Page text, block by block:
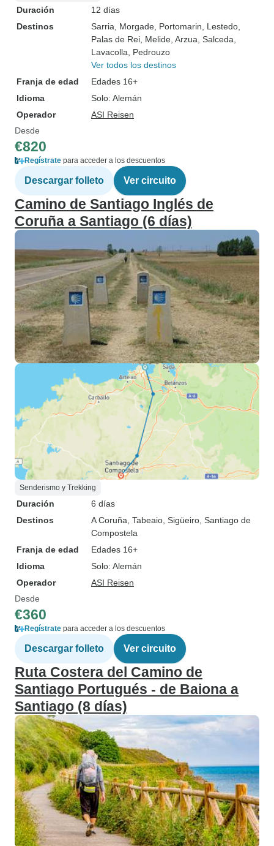
Duración
12 días
Destinos
Sarria , Morgade , Portomarin , Lestedo
Palas de Rei , Melide , Arzua , Salceda
Lavacolla , Pedrouzo
Ver todos los destinos
Franja de edad
Edades 16+
Idioma
Solo: Alemán
Operador
ASI Reisen
Desde
€820
Regístrate para acceder a los descuentos
Descargar folleto Ver circuito
Camino de Santiago Inglés de
Coruña a Santiago (6 días)
Senderismo y Trekking
Duración
6 días
Destinos
A Coruña , Tabeaio , Sigüeiro , Santiago de
Compostela
Franja de edad
Edades 16+
Idioma
Solo: Alemán
Operador
ASI Reisen
Desde
€360
Regístrate para acceder a los descuentos
Descargar folleto Ver circuito
Ruta Costera del Camino de
Santiago Portugués - de Baiona a
Santiago (8 días)